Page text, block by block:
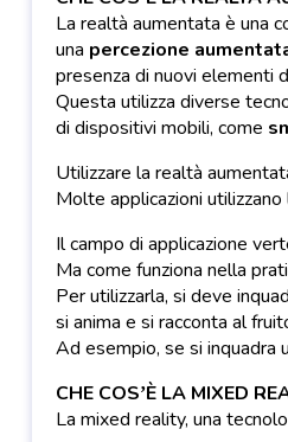
La realtà aumentata è una
una percezione
presenza di nuovi elementi
Questa utilizza diverse
di dispositivi mobili, come
Utilizzare la realtà
Molte applicazioni
Il campo di applicazione
Ma come funziona nella
Per utilizzarla, si deve
si anima e si racconta al
Ad esempio, se si inquadra
CHE COS’È LA MIXED
La mixed reality, una